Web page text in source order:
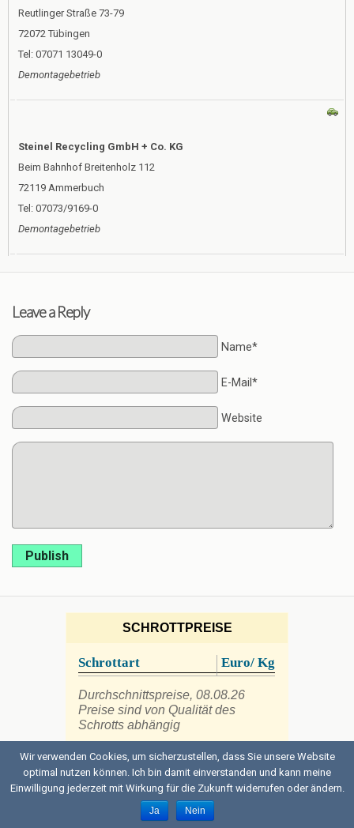
Reutlinger Straße 73-79
72072 Tübingen
Tel: 07071 13049-0
Demontagebetrieb
Steinel Recycling GmbH + Co. KG
Beim Bahnhof Breitenholz 112
72119 Ammerbuch
Tel: 07073/9169-0
Demontagebetrieb
Leave a Reply
Name*
E-Mail*
Website
Publish
SCHROTTPREISE
Schrottart Euro/ Kg
Durchschnittspreise, 08.08.26
Preise sind von Qualität des
Schrotts abhängig
Back to top
Wir verwenden Cookies, um sicherzustellen, dass Sie unsere Website
optimal nutzen können. Ich bin damit einverstanden und kann meine
Einwilligung jederzeit mit Wirkung für die Zukunft widerrufen oder ändern.
Ja Nein